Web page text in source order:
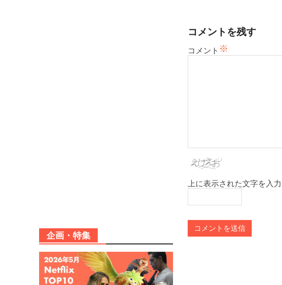
ン
コメントを残す
コメント ※
上に表示された文字を入力
企画・特集